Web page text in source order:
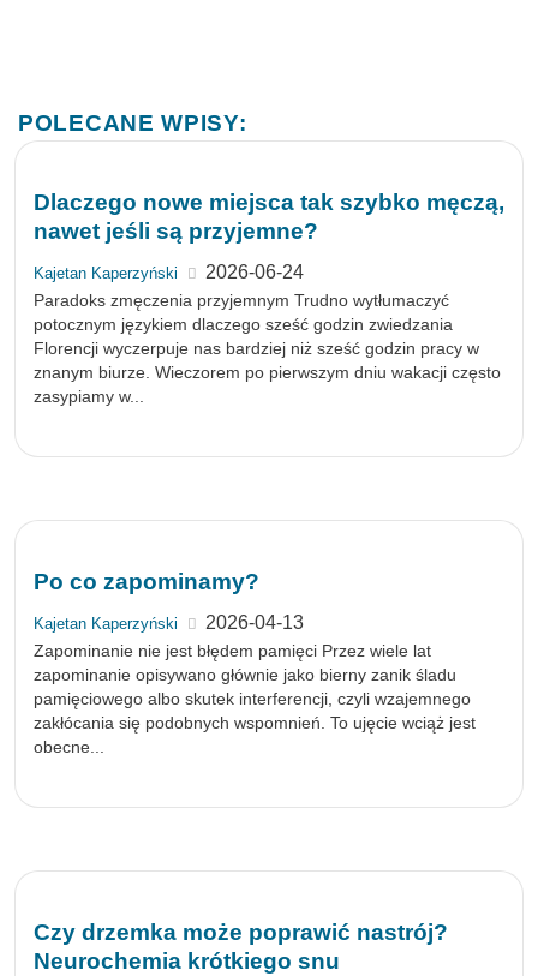
POLECANE WPISY:
Dlaczego nowe miejsca tak szybko męczą,
nawet jeśli są przyjemne?
Kajetan Kaperzyński 2026-06-24
Paradoks zmęczenia przyjemnym Trudno wytłumaczyć
potocznym językiem dlaczego sześć godzin zwiedzania
Florencji wyczerpuje nas bardziej niż sześć godzin pracy w
znanym biurze. Wieczorem po pierwszym dniu wakacji często
zasypiamy w...
Po co zapominamy?
Kajetan Kaperzyński 2026-04-13
Zapominanie nie jest błędem pamięci Przez wiele lat
zapominanie opisywano głównie jako bierny zanik śladu
pamięciowego albo skutek interferencji, czyli wzajemnego
zakłócania się podobnych wspomnień. To ujęcie wciąż jest
obecne...
Czy drzemka może poprawić nastrój?
Neurochemia krótkiego snu